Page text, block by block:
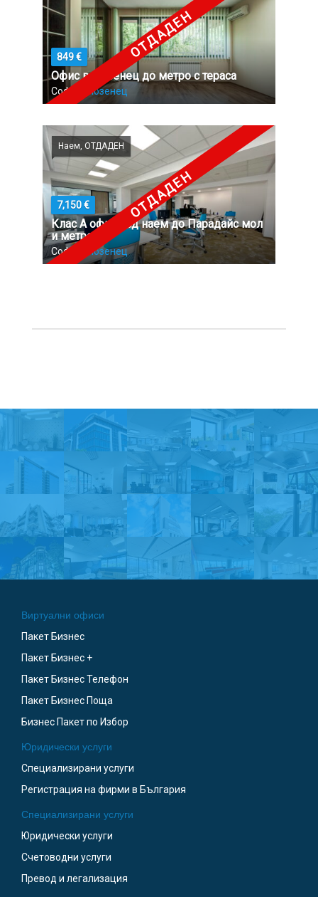
ОТДАДЕН
849 €
Офис в Лозенец до метро с тераса
София, Лозенец
Наем, ОТДАДЕН
ОТДАДЕН
7,150 €
Клас А офис под наем до Парадайс мол
и метро
София, Лозенец
Виртуални офиси
Пакет Бизнес
Пакет Бизнес +
Пакет Бизнес Телефон
Пакет Бизнес Поща
Бизнес Пакет по Избор
Юридически услуги
Специализирани услуги
Регистрация на фирми в България
Специализирани услуги
Юридически услуги
Счетоводни услуги
Превод и легализация